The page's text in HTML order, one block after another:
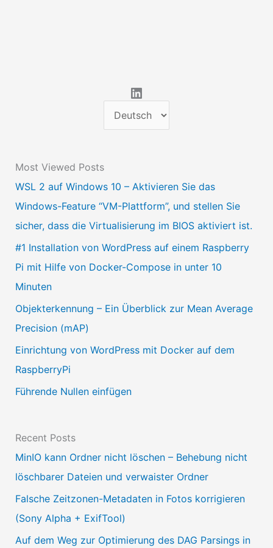
LinkedIn
p
a
c
h
e
a
u
w
Most Viewed Posts
WSL 2 auf Windows 10 – Aktivieren Sie das
Windows-Feature “VM-Plattform”, und stellen Sie
sicher, dass die Virtualisierung im BIOS aktiviert ist.
#1 Installation von WordPress auf einem Raspberry
Pi mit Hilfe von Docker-Compose in unter 10
Minuten
Objekterkennung – Ein Überblick zur Mean Average
Precision (mAP)
Einrichtung von WordPress mit Docker auf dem
RaspberryPi
Führende Nullen einfügen
Recent Posts
MinIO kann Ordner nicht löschen – Behebung nicht
löschbarer Dateien und verwaister Ordner
Falsche Zeitzonen-Metadaten in Fotos korrigieren
(Sony Alpha + ExifTool)
Auf dem Weg zur Optimierung des DAG Parsings in